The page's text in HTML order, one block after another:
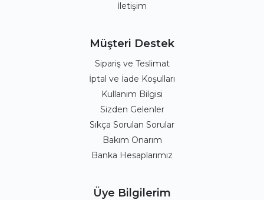
İletişim
Müşteri Destek
Sipariş ve Teslimat
İptal ve İade Koşulları
Kullanım Bilgisi
Sizden Gelenler
Sıkça Sorulan Sorular
Bakım Onarım
Banka Hesaplarımız
Üye Bilgilerim